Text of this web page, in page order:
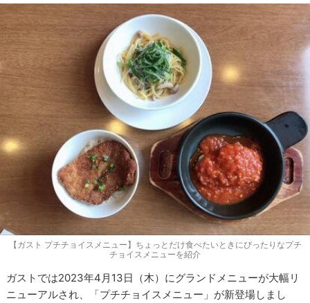
【ガスト プチチョイスメニュー】ちょっとだけ食べたいときにぴったりなプチ
チョイスメニューを紹介
ガストでは2023年4月13日（木）にグランドメニューが大幅リ
ニューアルされ、「プチチョイスメニュー」が新登場しまし